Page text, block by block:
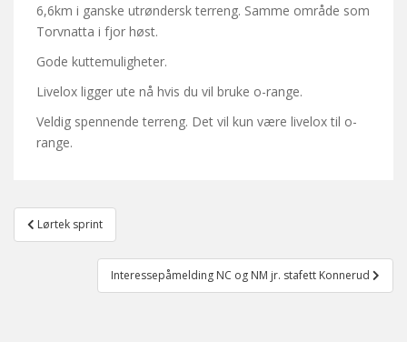
6,6km i ganske utrøndersk terreng. Samme område som
Torvnatta i fjor høst.
Gode kuttemuligheter.
Livelox ligger ute nå hvis du vil bruke o-range.
Veldig spennende terreng. Det vil kun være livelox til o-
range.
Post
navigation
Lørtek sprint
Interessepåmelding NC og NM jr. stafett Konnerud